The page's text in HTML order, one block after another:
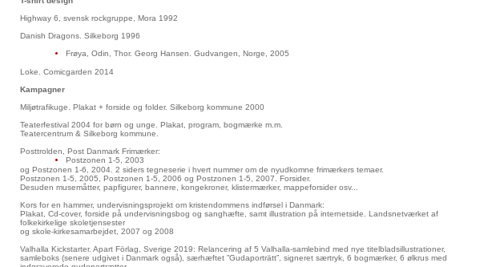
Highway 6, svensk rockgruppe, Mora 1992
Danish Dragons. Silkeborg 1996
Frøya, Odin, Thor. Georg Hansen. Gudvangen, Norge, 2005
Loke. Comicgarden 2014
Kampagner
Miljøtrafikuge. Plakat + forside og folder. Silkeborg kommune 2000
Teaterfestival 2004 for børn og unge. Plakat, program, bogmærke m.m.
Teatercentrum & Silkeborg kommune.
Posttrolden, Post Danmark Frimærker:
Postzonen 1-5, 2003
og Postzonen 1-6, 2004. 2 siders tegneserie i hvert nummer om de nyudkomne frimærkers temaer.
Postzonen 1-5, 2005, Postzonen 1-5, 2006 og Postzonen 1-5, 2007. Forsider.
Desuden musemåtter, papfigurer, bannere, kongekroner, klistermærker, mappeforsider osv...
Kors for en hammer, undervisningsprojekt om kristendommens indførsel i Danmark:
Plakat, Cd-cover, forside på undervisningsbog og sanghæfte, samt illustration på internetside. Landsnetværket af
folkekirkelige skoletjensester
og skole-kirkesamarbejdet, 2007 og 2008
Valhalla Kickstarter. Apart Förlag, Sverige 2019: Relancering af 5 Valhalla-samlebind med nye titelbladsillustrationer,
samleboks (senere udgivet i Danmark også), særhæftet ”Gudaporträtt”, signeret særtryk, 6 bogmærker, 6 ølkrus med